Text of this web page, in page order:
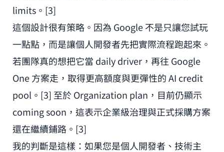
limits。[3]
這個設計很有策略。因為 Google 不是只讓您試玩
一點點，而是讓個人開發者先把實際流程跑起來。
若團隊真的想把它當 daily driver，再往 Google
One 方案走，取得更高額度與更彈性的 AI credit
pool。[3] 至於 Organization plan，目前仍顯示
coming soon，這表示企業級治理與正式採購方案
還在繼續鋪路。[3]
我的判斷是這樣：如果您是個人開發者、技術主